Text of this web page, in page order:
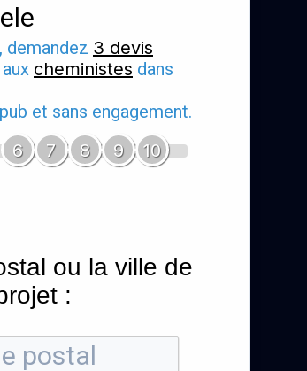
demandez 3 devis
aux cheministes dans
et sans engagement.
6 7 8 9 10
ou la ville de
: